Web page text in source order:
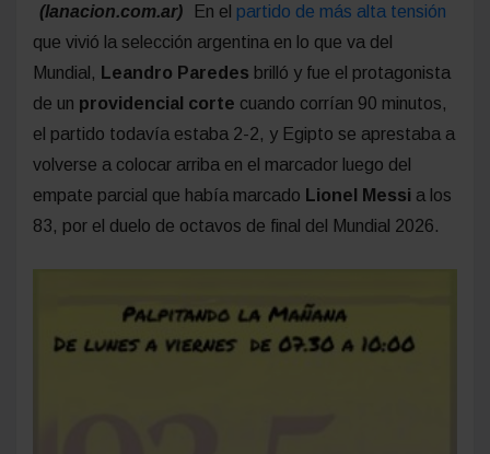
(lanacion.com.ar) En el partido de más alta tensión
que vivió la selección argentina en lo que va del
Mundial, Leandro Paredes brilló y fue el protagonista
de un providencial corte cuando corrían 90 minutos,
el partido todavía estaba 2-2, y Egipto se aprestaba a
volverse a colocar arriba en el marcador luego del
empate parcial que había marcado Lionel Messi a los
83, por el duelo de octavos de final del Mundial 2026.